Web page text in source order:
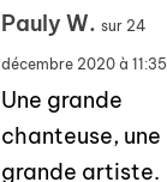
Pauly W. sur 24
décembre 2020 à 11:35
Une grande
chanteuse, une
grande artiste.